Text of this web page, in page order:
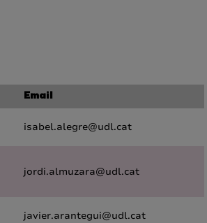
Email
isabel.alegre@udl.cat
jordi.almuzara@udl.cat
javier.arantegui@udl.cat